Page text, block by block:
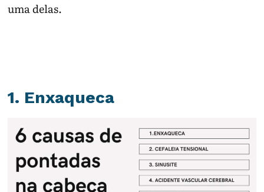
uma delas.
1. Enxaqueca